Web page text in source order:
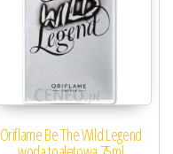
Oriflame Be The Wild Legend